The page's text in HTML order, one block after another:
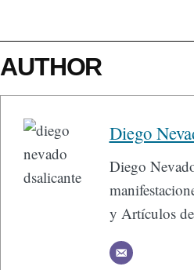
AUTHOR
Diego
Diego
y Artículos